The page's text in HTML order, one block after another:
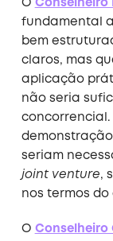
O Conselheiro
fundamental
bem
claros, mas
aplicação
não seria
concorrencial.
seriam
joint venture,
nos termos do
O Conselheiro